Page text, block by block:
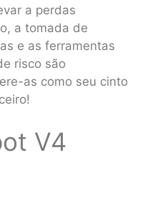
a perdas
a tomada de
e as ferramentas
risco são
as como seu cinto
V4